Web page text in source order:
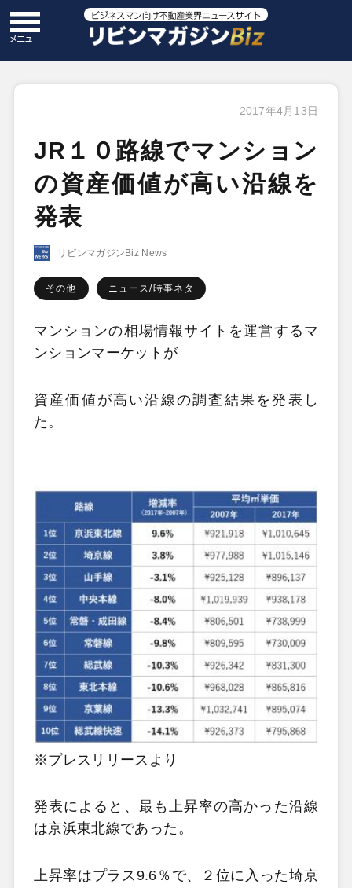
2017年4月13日
JR１０路線でマンション
の資産価値が高い沿線を
発表
リビンマガジンBiz News
その他 ニュース/時事ネタ
マンションの相場情報サイトを運営するマ
ンションマーケットが
資産価値が高い沿線の調査結果を発表し
た。
※プレスリリースより
発表によると、最も上昇率の高かった沿線
は京浜東北線であった。
上昇率はプラス9.6％で、２位に入った埼京